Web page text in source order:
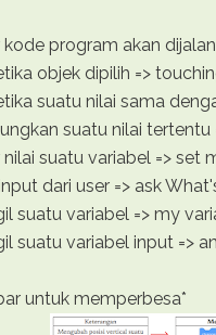
program akan
objek dipilih =>
suatu nilai sama
suatu nilai tertentu
suatu variabel => set
dari user => ask
suatu variabel => my
suatu variabel input =>
untuk memperbesa*